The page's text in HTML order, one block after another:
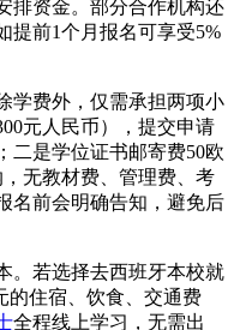
排资金。部分合作机构还
提前1个月报名可享受5%
学费外，仅需承担两项小
元人民币），提交申请
二是学位证书邮寄费50欧
无教材费、管理费、考
名前会明确告知，避免后
。若选择去西班牙本校就
的住宿、饮食、交通费
全程线上学习，无需出